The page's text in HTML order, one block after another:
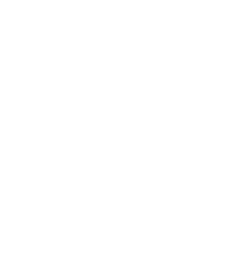
spatioase, design modern